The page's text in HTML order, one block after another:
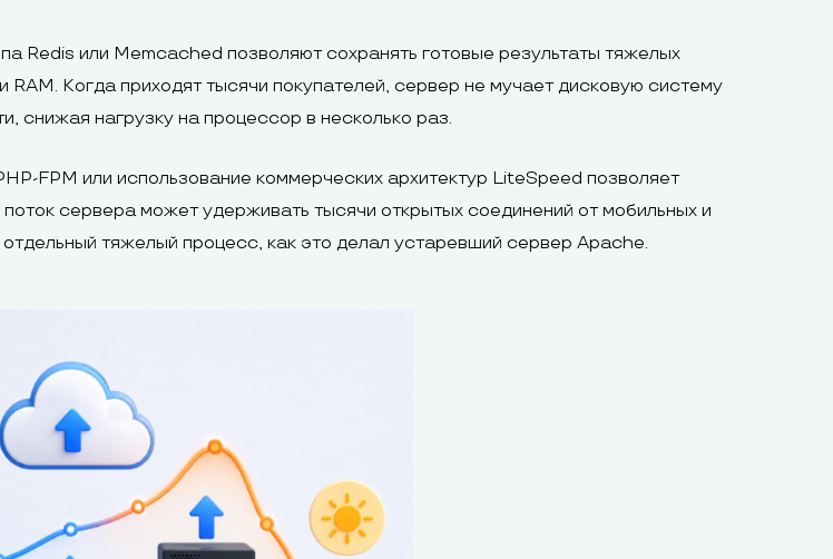
Redis или Memcached позволяют сохранять готовые результаты тяжелых
Когда приходят тысячи покупателей, сервер не мучает дисковую систему
снижая нагрузку на процессор в несколько раз.
FPM или использование коммерческих архитектур LiteSpeed позволяет
сервера может удерживать тысячи открытых соединений от мобильных и
тяжелый процесс, как это делал устаревший сервер Apache.